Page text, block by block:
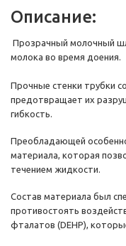
Описание:
Прозрачный молочный
молока во время доения.
Прочные стенки трубки
предотвращает их
гибкость.
Преобладающей
материала, которая
течением жидкости.
Состав материала был
противостоять
фталатов (DEHP),